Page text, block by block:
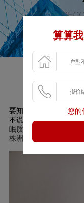
株洲家博
要知道每个人都需要良
不说很多人还喜欢在床
眠质量的提升，让我们
株洲家博大家装
算算
您的